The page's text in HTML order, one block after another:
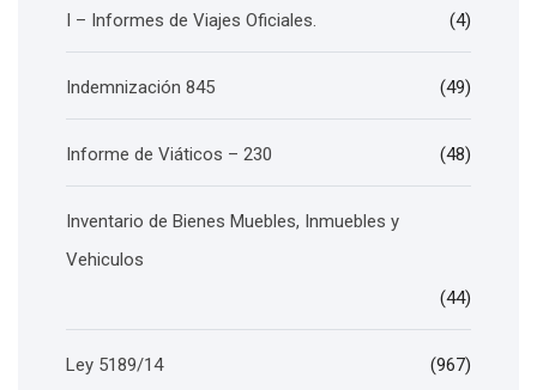
I – Informes de Viajes Oficiales. (4)
Indemnización 845 (49)
Informe de Viáticos – 230 (48)
Inventario de Bienes Muebles, Inmuebles y
Vehiculos
(44)
Ley 5189/14 (967)